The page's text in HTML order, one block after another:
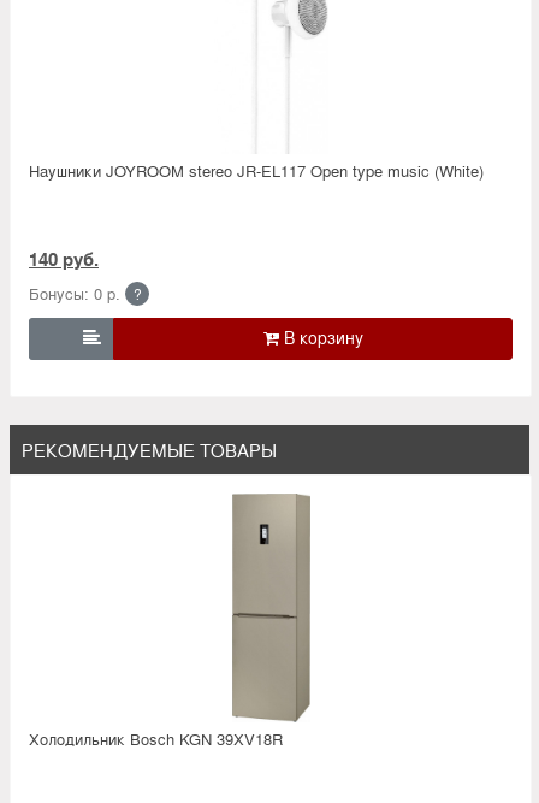
Наушники JOYROOM stereo JR-EL117 Open type music (White)
140 руб.
Бонусы: 0 р. ?

РЕКОМЕНДУЕМЫЕ ТОВАРЫ
Холодильник Bosсh KGN 39XV18R